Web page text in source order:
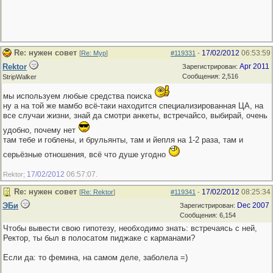
#119331 - 17/02/2012 06:53:59
Re: нужен совет [Re: Мур]
Зарегистрирован: Apr 2011
Сообщения: 2,516
Rektor
StripWalker
мы используем любые средства поиска
ну а на той же мамбо всё-таки находится специализированная ЦА, на
все случаи жизни, знай да смотри анкеты, встречайсо, выбирай, очень
удобно, почему нет
там тебе и гоблены, и брульянты, там и йепля на 1-2 раза, там и
серьёзные отношения, всё что душе угодно
Rektor; 17/02/2012 06:57:07
#119341 - 17/02/2012 08:25:34
Re: нужен совет [Re: Rektor]
Зарегистрирован: Dec 2007
Сообщения: 6,154
ЭБи
Чтобы вывести свою гипотезу, необходимо знать: встречаясь с ней,
Ректор, ты был в полосатом пиджаке с карманами?
Если да: то фемина, на самом деле, заболела =)